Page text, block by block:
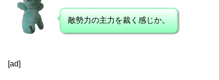
敵勢力の主力を裁く感じか。
[ad]